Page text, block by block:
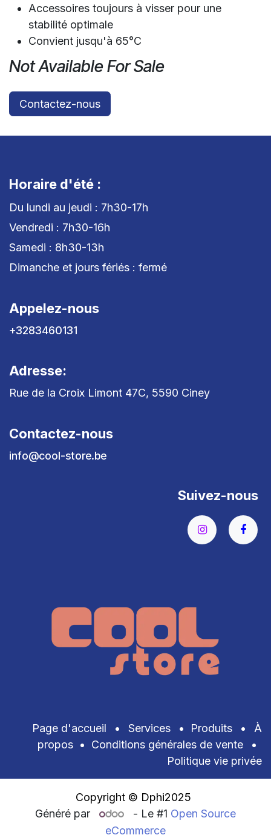
Accessoires toujours à visser pour une
stabilité optimale
Convient jusqu'à 65°C
Not Available For Sale
Contactez-nous
Horaire d'été :
Du lundi au jeudi : 7h30-17h
Vendredi : 7h30-16h
Samedi : 8h30-13h
Dimanche et jours fériés : fermé
Appelez-nous
+3283460131
Adresse:
Rue de la Croix Limont 47C, 5590 Ciney
Contactez-nous
info@cool-store.be
Suivez-nous
Page d'accueil • Services • Produits •
À
propos • Conditions générales de vente
•
Politique vie privée
Copyright © Dphi2025
Généré par
- Le #1 Open Source
eCommerce